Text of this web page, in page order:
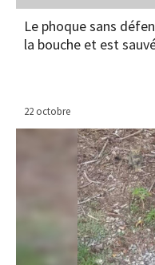
Le phoque sans
la bouche et est
22 octobre